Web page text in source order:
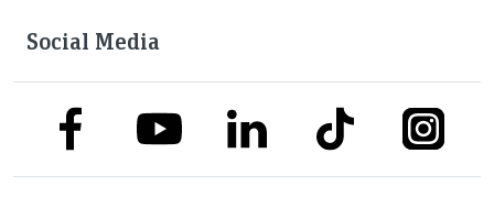
Social Media
link to facebooklink to youtubelink to linkedinlink to tiktok